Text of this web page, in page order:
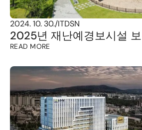
2024. 10. 30./ITDSN
2025년 재난예경보시설
READ MORE